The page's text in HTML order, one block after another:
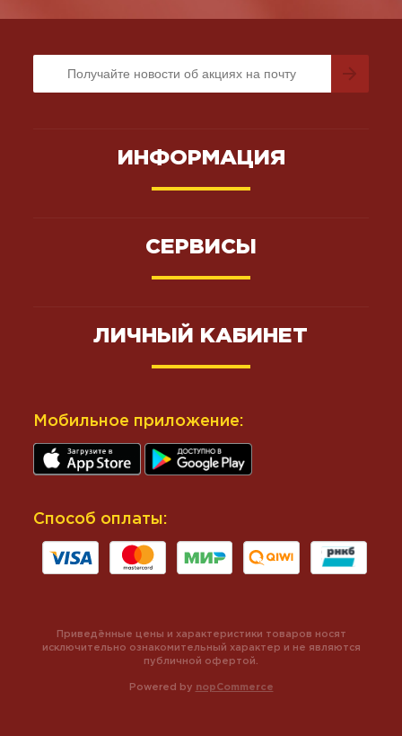
ИНФОРМАЦИЯ
СЕРВИСЫ
ЛИЧНЫЙ КАБИНЕТ
Мобильное приложение:
Способ оплаты:
Powered by nopCommerce
Приведённые цены и характеристики товаров носят
исключительно ознакомительный характер и не являются
публичной офертой.